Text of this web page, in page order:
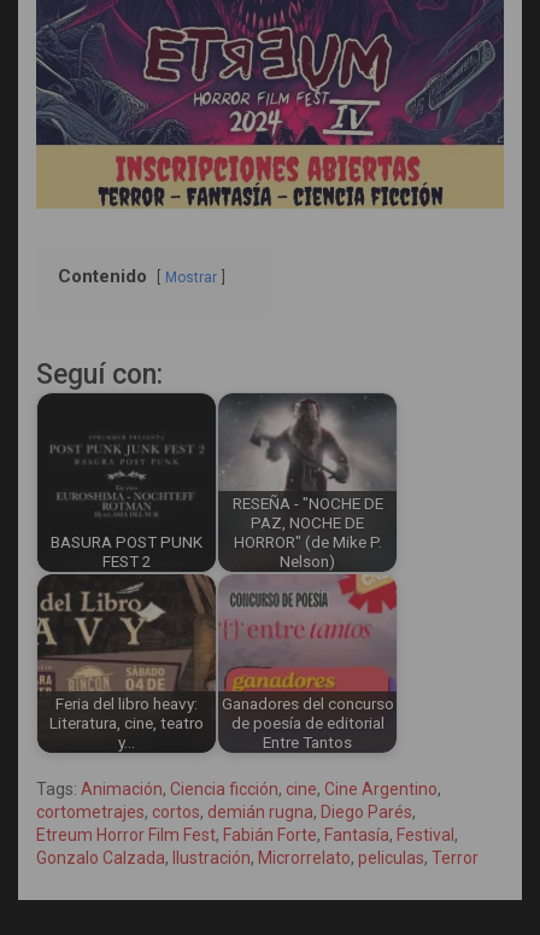
Contenido Mostrar
Seguí con:
BASURA POST PUNK
FEST 2
RESEÑA - "NOCHE DE
PAZ, NOCHE DE
HORROR" (de Mike P.
Nelson)
Feria del libro heavy:
Literatura, cine, teatro
y…
Ganadores del concurso
de poesía de editorial
Entre Tantos
Tags: Animación, Ciencia ficción, cine, Cine Argentino,
cortometrajes, cortos, demián rugna, Diego Parés,
Etreum Horror Film Fest, Fabián Forte, Fantasía, Festival ,
Gonzalo Calzada, Ilustración, Microrrelato, peliculas, Terror